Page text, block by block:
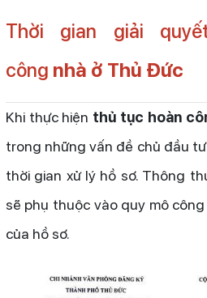
Thời gian giải
công nhà ở Thủ Đức
Khi thực hiện thủ tục hoàn
trong những vấn đề chủ đầu
thời gian xử lý hồ sơ. Thông
sẽ phụ thuộc vào quy mô
của hồ sơ.